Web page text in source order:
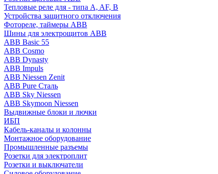
Тепловые реле для - типа A, AF, B
Устройства защитного отключения
Фотореле, таймеры ABB
Шины для электрощитов АВВ
ABB Basic 55
ABB Cosmo
ABB Dynasty
ABB Impuls
ABB Niessen Zenit
ABB Pure Сталь
ABB Sky Niessen
ABB Skymoon Niessen
Выдвижные блоки и лючки
ИБП
Кабель-каналы и колонны
Монтажное оборудование
Промышленные разъемы
Розетки для электроплит
Розетки и выключатели